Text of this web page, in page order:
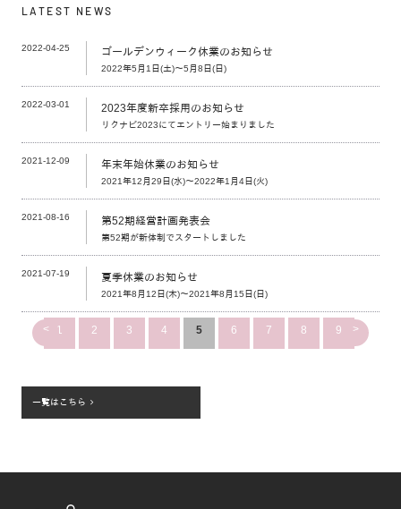
LATEST NEWS
2022-04-25 ゴールデンウィーク休業のお知らせ
2022年5月1日(土)～5月8日(日)
2022-03-01 2023年度新卒採用のお知らせ
リクナビ2023にてエントリー始まりました
2021-12-09 年末年始休業のお知らせ
2021年12月29日(水)～2022年1月4日(火)
2021-08-16 第52期経営計画発表会
第52期が新体制でスタートしました
2021-07-19 夏季休業のお知らせ
2021年8月12日(木)～2021年8月15日(日)
< 1 2 3 4 5 6 7 8 9 >
一覧はこちら